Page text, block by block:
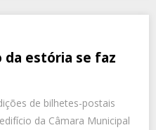
da estória se faz
de bilhetes-postais
da Câmara Municipal